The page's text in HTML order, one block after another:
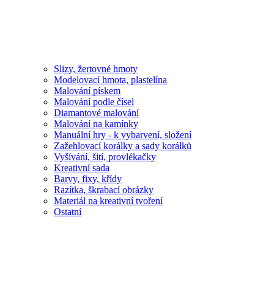
Slizy, žertovné hmoty
Modelovací hmota, plastelína
Malování pískem
Malování podle čísel
Diamantové malování
Malování na kamínky
Manuální hry - k vybarvení, složení
Zažehlovací korálky a sady korálků
Vyšívání, šití, provlékačky
Kreativní sada
Barvy, fixy, křídy
Razítka, škrabací obrázky
Materiál na kreativní tvoření
Ostatní